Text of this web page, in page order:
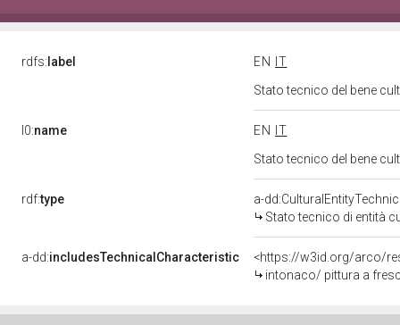
rdfs: label EN
IT
Stato tecnico del bene
l0:name EN
IT
Stato tecnico del bene
rdf:type
a-
Stato tecnico di entità
a-dd:includesTechnicalCharacteristic
<https://w3id.org/arco/
intonaco/ pittura a